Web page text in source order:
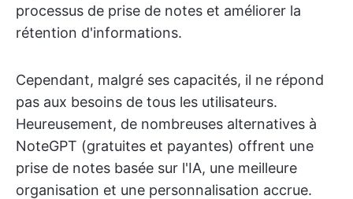
processus de prise de notes et améliorer la
rétention d'informations.
Cependant, malgré ses capacités, il ne répond
pas aux besoins de tous les utilisateurs.
Heureusement, de nombreuses alternatives à
NoteGPT (gratuites et payantes) offrent une
prise de notes basée sur l'IA, une meilleure
organisation et une personnalisation accrue.